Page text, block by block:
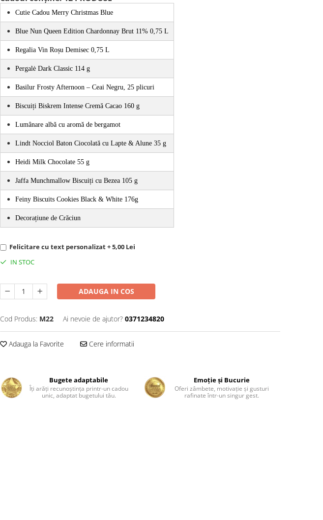
Cutie Cadou Merry Christmas Blue
Blue Nun Queen Edition Chardonnay Brut 11% 0,75 L
Regalia Vin Roșu Demisec 0,75 L
Pergalė Dark Classic 114 g
Basilur Frosty Afternoon – Ceai Negru, 25 plicuri
Biscuiți Biskrem Intense Cremă Cacao 160 g
Lumânare albă cu aromă de bergamot
Lindt Nocciol Baton Ciocolată cu Lapte & Alune 35 g
Heidi Milk Chocolate 55 g
Jaffa Munchmallow Biscuiți cu Bezea 105 g
Feiny Biscuits Cookies Black & White 176g
Decorațiune de Crăciun
Felicitare cu text personalizat + 5,00 Lei
IN STOC
ADAUGA IN COS
Cod Produs: M22 Ai nevoie de ajutor? 0371234820
Adauga la Favorite Cere informatii
Bugete adaptabile
Îți arăți recunoștința printr-un cadou
unic, adaptat bugetului tău.
Emoție și Bucurie
Oferi zâmbete, motivație și gusturi
rafinate într-un singur gest.